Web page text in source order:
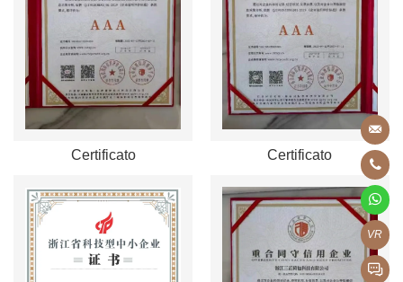
Certificato Certificato
VR